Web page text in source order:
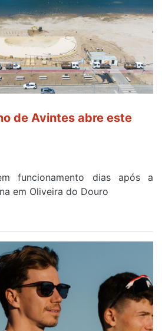
de Avintes abre este
funcionamento dias após a
em Oliveira do Douro